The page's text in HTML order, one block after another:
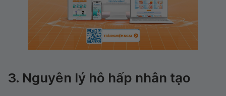
3. Nguyên lý hô hấp nhân tạo